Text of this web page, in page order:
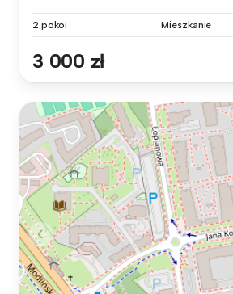
2 pokoi Mieszkanie
3 000 zł